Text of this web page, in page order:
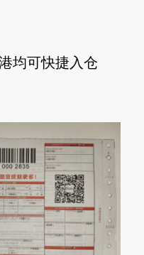
均可快捷入仓